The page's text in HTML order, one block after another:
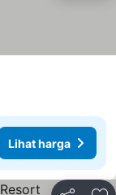
Lihat harga